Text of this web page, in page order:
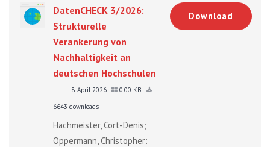
DatenCHECK 3/2026:
Strukturelle
Verankerung von
Nachhaltigkeit an
deutschen Hochschulen
8. April 2026
0.00 KB
6643 downloads
Hachmeister, Cort-Denis;
Oppermann, Christopher:
Download